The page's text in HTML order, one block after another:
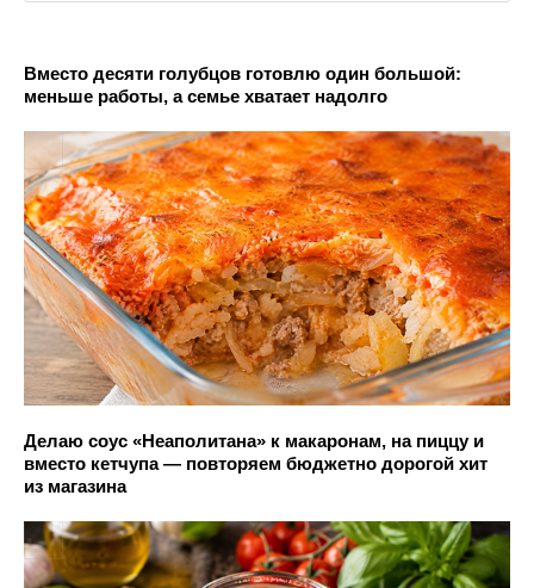
Вместо десяти голубцов готовлю один большой:
меньше работы, а семье хватает надолго
Делаю соус «Неаполитана» к макаронам, на пиццу и
вместо кетчупа — повторяем бюджетно дорогой хит
из магазина